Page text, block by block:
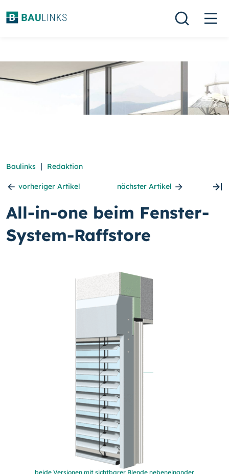
Baulinks | Redaktion
vorheriger Artikel nächster Artikel
All-in-one beim Fenster-
System-Raffstore
beide Versionen mit sichtbarer Blende nebeneinander